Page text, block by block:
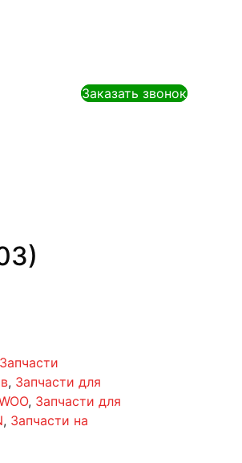
Заказать звонок
Запчасти
, Запчасти для
, Запчасти для
, Запчасти на